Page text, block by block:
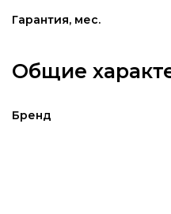
Гарантия, мес.
Общие
Бренд